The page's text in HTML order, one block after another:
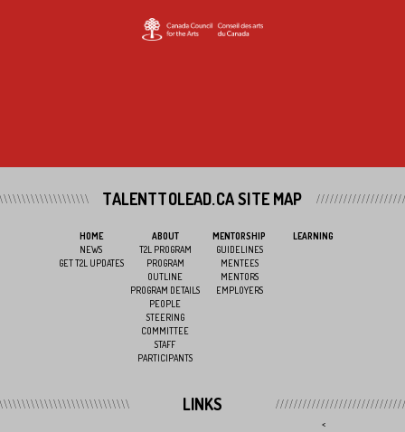
TALENTTOLEAD.CA SITE MAP
HOME
NEWS
GET T2L UPDATES
ABOUT
T2L PROGRAM
PROGRAM
OUTLINE
PROGRAM DETAILS
PEOPLE
STEERING
COMMITTEE
STAFF
PARTICIPANTS
MENTORSHIP
GUIDELINES
MENTEES
MENTORS
EMPLOYERS
LEARNING
LINKS
<